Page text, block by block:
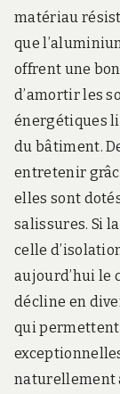
matériau
que
offrent une
d’amortir les
énergétiques
du bâtiment.
entretenir
elles sont
salissures. Si
celle
aujourd’hui le
décline en
qui
naturellement